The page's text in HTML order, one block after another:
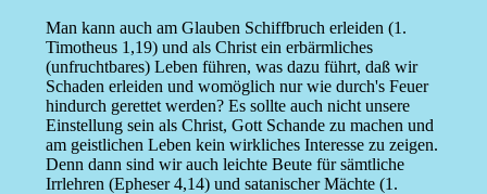
Man kann auch am Glauben Schiffbruch erleiden (1.
Timotheus 1,19) und als Christ ein erbärmliches
(unfruchtbares) Leben führen, was dazu führt, daß wir
Schaden erleiden und womöglich nur wie durch's Feuer
hindurch gerettet werden? Es sollte auch nicht unsere
Einstellung sein als Christ, Gott Schande zu machen und
am geistlichen Leben kein wirkliches Interesse zu zeigen.
Denn dann sind wir auch leichte Beute für sämtliche
Irrlehren (Epheser 4,14) und satanischer Mächte (1.